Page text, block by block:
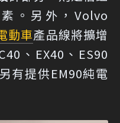
。另外，Volvo
動車產品線將擴增
、EX40、ES90
有提供EM90純電